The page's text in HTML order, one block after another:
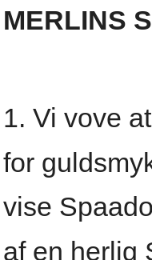
MERLINS
1. Vi vove
for
vise
af en herlig